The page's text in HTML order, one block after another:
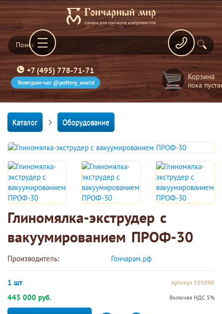
+7 (495) 778-71-71
Телеграм-чат @pottery_world
Корзина
пока
Каталог Оборудование
Глиномялка-экструдер с
вакуумированием ПРОФ-30
Производитель: Гончарам.рф
1 шт Артикул 503090
445 000 руб. Включая НДС 5%